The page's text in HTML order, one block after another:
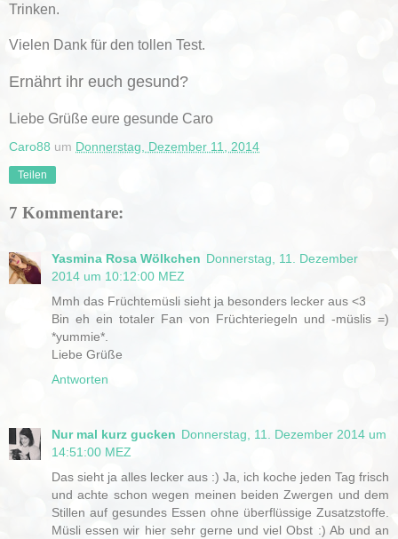
Trinken.
Vielen Dank für den tollen Test.
Ernährt ihr euch gesund?
Liebe Grüße eure gesunde Caro
Caro88 um Donnerstag, Dezember 11, 2014
Teilen
7 Kommentare:
Yasmina Rosa Wölkchen Donnerstag, 11. Dezember
2014 um 10:12:00 MEZ
Mmh das Früchtemüsli sieht ja besonders lecker aus <3
Bin eh ein totaler Fan von Früchteriegeln und -müslis =)
*yummie*.
Liebe Grüße
Antworten
Nur mal kurz gucken Donnerstag, 11. Dezember 2014 um
14:51:00 MEZ
Das sieht ja alles lecker aus :) Ja, ich koche jeden Tag frisch
und achte schon wegen meinen beiden Zwergen und dem
Stillen auf gesundes Essen ohne überflüssige Zusatzstoffe.
Müsli essen wir hier sehr gerne und viel Obst :) Ab und an